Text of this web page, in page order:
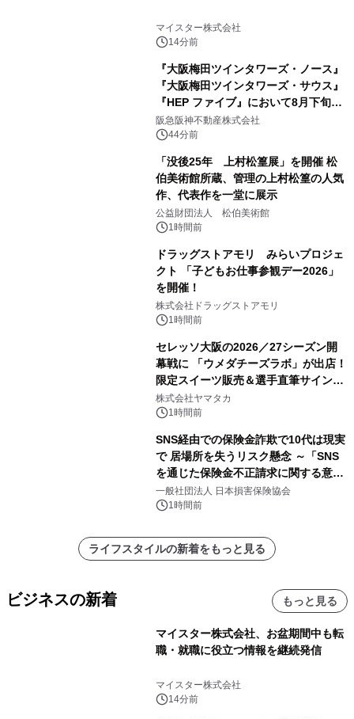
マイスター株式会社
14分前
『大阪梅田ツインタワーズ・ノース』
『大阪梅田ツインタワーズ・サウス』
『HEP ファイブ』において8月下旬か
ら 「オフサイト型コーポレートPPA」
による 再生可能エネルギー電力の使用
阪急阪神不動産株式会社
44分前
「没後25年 上村松篁展」を開催 松
伯美術館所蔵、管理の上村松篁の人気
作、代表作を一堂に展示
公益財団法人 松伯美術館
1時間前
ドラッグストアモリ みらいプロジェ
クト 「子どもお仕事参観デー2026」
を開催！
株式会社ドラッグストアモリ
1時間前
セレッソ大阪の2026／27シーズン開
幕戦に 「ウメダチーズラボ」が出店！
限定スイーツ販売＆選手直筆サイング
ッズが当たる抽選会を 8月8日に開催
株式会社ヤマタカ
1時間前
SNS経由での保険金詐欺で10代は現実
で 居場所を失うリスク懸念 ～「SNS
を通じた保険金不正請求に関する意識
調査」を実施、 認知度の低さも浮き彫
りに～
一般社団法人 日本損害保険協会
1時間前
ライフスタイルの新着をもっと見る
ビジネスの新着 もっと見る
マイスター株式会社、お盆期間中も転
職・就職に役立つ情報を継続発信
マイスター株式会社
14分前